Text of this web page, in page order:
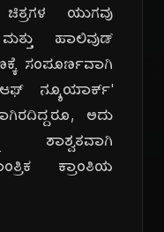
ಯುಗವು
ಹಾಲಿವುಡ್
ಸಂಪೂರ್ಣವಾಗಿ
ಆಫ್ ನ್ಯೂಯಾರ್ಕ್'
ಅದು
ಶಾಶ್ವತವಾಗಿ
ಕ್ರಾಂತಿಯ